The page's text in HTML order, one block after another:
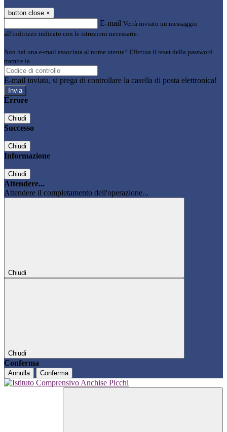
button close ×
E-mail Verrà inviato un messaggio
all'indirizzo indicato con le istruzioni necessarie.
Non hai una e-mail associata al nome utente? Effettua il reset della password
tramite la
E-mail inviata, si prega di controllare la casella di posta elettronica!
Errore
Chiudi
Successo
Chiudi
Informazione
Chiudi
Attendere...
Attendere il completamento dell'operazione...
Chiudi
Chiudi
Conferma
Annulla Conferma